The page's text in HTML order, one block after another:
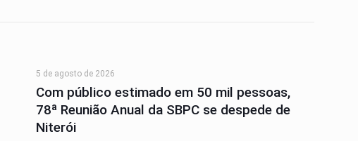
5 de agosto de 2026
Com público estimado em 50 mil pessoas,
78ª Reunião Anual da SBPC se despede de
Niterói